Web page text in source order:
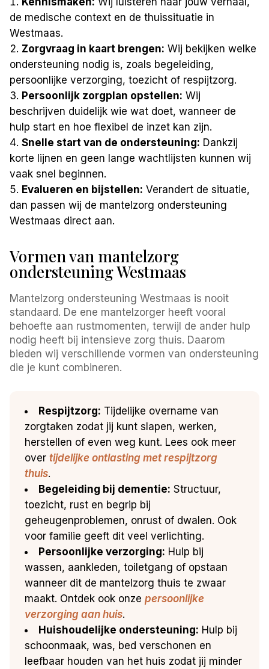
de medische context en de thuissituatie in
Westmaas.
Zorgvraag in kaart brengen: Wij bekijken welke
ondersteuning nodig is, zoals begeleiding,
persoonlijke verzorging, toezicht of respijtzorg.
Persoonlijk zorgplan opstellen: Wij
beschrijven duidelijk wie wat doet, wanneer de
hulp start en hoe flexibel de inzet kan zijn.
Snelle start van de ondersteuning: Dankzij
korte lijnen en geen lange wachtlijsten kunnen wij
vaak snel beginnen.
Evalueren en bijstellen: Verandert de situatie,
dan passen wij de mantelzorg ondersteuning
Westmaas direct aan.
Vormen van mantelzorg
ondersteuning Westmaas
Mantelzorg ondersteuning Westmaas is nooit
standaard. De ene mantelzorger heeft vooral
behoefte aan rustmomenten, terwijl de ander hulp
nodig heeft bij intensieve zorg thuis. Daarom
bieden wij verschillende vormen van ondersteuning
die je kunt combineren.
Respijtzorg: Tijdelijke overname van
zorgtaken zodat jij kunt slapen, werken,
herstellen of even weg kunt. Lees ook meer
overtijdelijke ontlasting met respijtzorg
thuis.
Begeleiding bij dementie: Structuur,
toezicht, rust en begrip bij
geheugenproblemen, onrust of dwalen. Ook
voor familie geeft dit veel verlichting.
Persoonlijke verzorging: Hulp bij
wassen, aankleden, toiletgang of opstaan
wanneer dit de mantelzorg thuis te zwaar
maakt. Ontdek ook onzepersoonlijke
verzorging aan huis.
Huishoudelijke ondersteuning: Hulp bij
schoonmaak, was, bed verschonen en
leefbaar houden van het huis zodat jij minder